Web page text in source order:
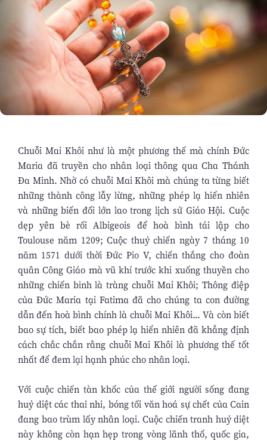
Chuỗi Mai Khôi như là một phương thế mà chính Đức
Maria đã truyền cho nhân loại thông qua Cha Thánh
Đa Minh. Nhờ có chuỗi Mai Khôi mà chúng ta từng biết
những thành công lẫy lừng, những phép lạ hiển nhiên
và những biến đổi lớn lao trong lịch sử Giáo Hội. Cuộc
dẹp yên bè rối Albigeois để hoà bình tái lập cho
Toulouse năm 1209; Cuộc thuỷ chiến ngày 7 tháng 10
năm 1571 dưới thời Đức Pio V, chiến thắng cho đoàn
quân Công Giáo mà vũ khí trước khi xuống thuyền cho
những chiến binh là tràng chuỗi Mai Khôi; Thông điệp
của Đức Maria tại Fatima đã cho chúng ta con đường
dẫn đến hoà bình chính là chuỗi Mai Khôi... Và còn biết
bao sự tích, biết bao phép lạ hiển nhiên đã khẳng định
cách chắc chắn rằng chuỗi Mai Khôi là phương thế tốt
nhất để đem lại hạnh phúc cho nhân loại.
Với cuộc chiến tàn khốc của thế giới người sống đang
huỷ diệt các thai nhi, bóng tối văn hoá sự chết của Cain
đang bao trùm lấy nhân loại. Cuộc chiến tranh huỷ diệt
này không còn hạn hẹp trong vòng lãnh thổ, quốc gia,